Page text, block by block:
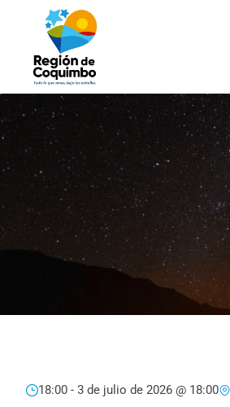
18:00 - 3 de julio de 2026 @ 18:00